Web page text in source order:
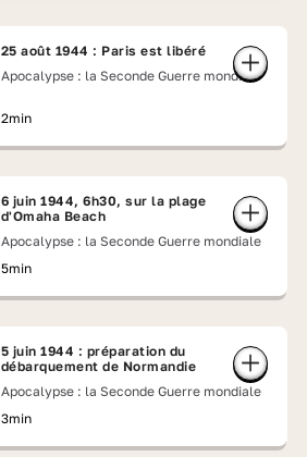
25 août 1944 : Paris est libéré
Apocalypse : la Seconde Guerre mondiale
2min
6 juin 1944, 6h30, sur la plage
d'Omaha Beach
Apocalypse : la Seconde Guerre mondiale
5min
5 juin 1944 : préparation du
débarquement de Normandie
Apocalypse : la Seconde Guerre mondiale
3min